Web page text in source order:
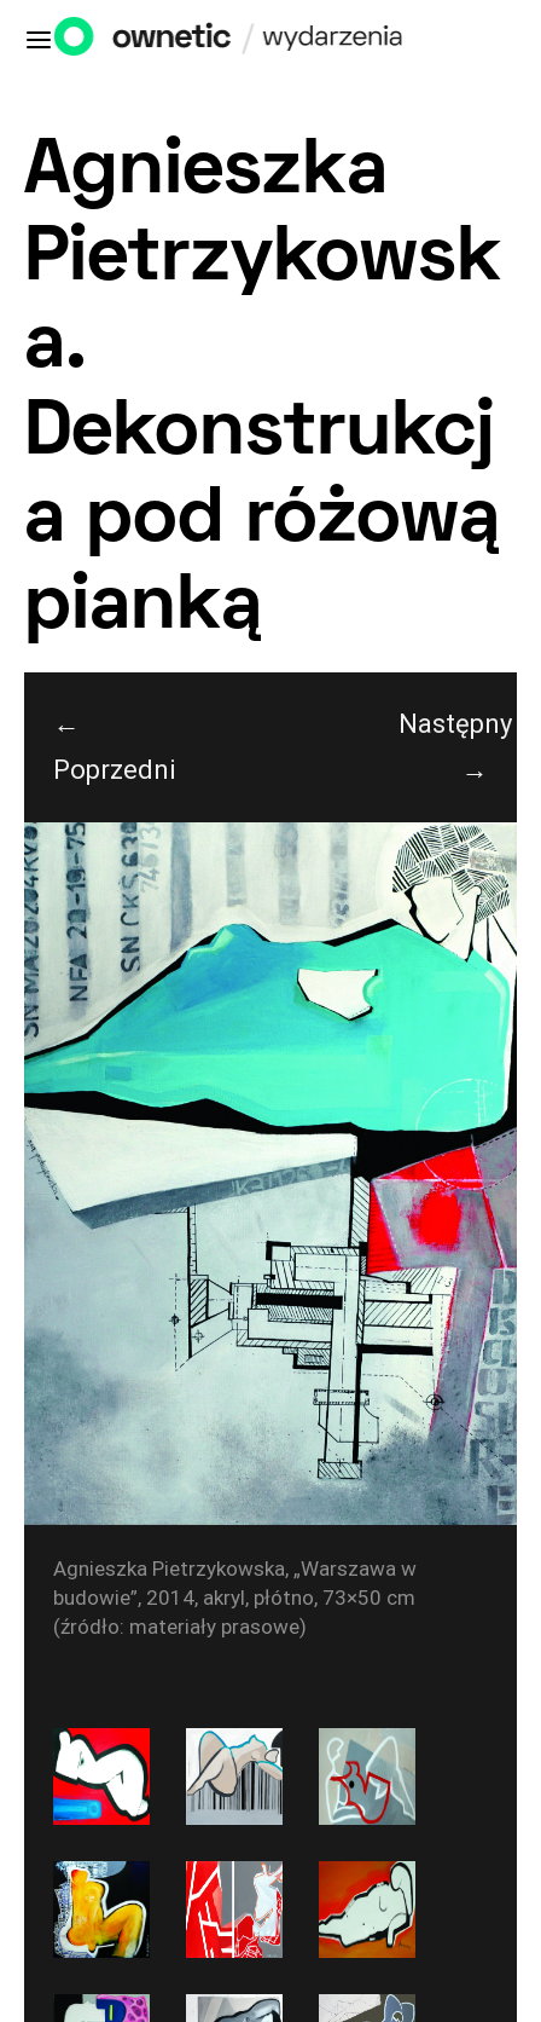
Agnieszka
Pietrzykowsk
a.
Dekonstrukcj
a pod różową
pianką
←
Poprzedni
Następny
→
Agnieszka Pietrzykowska, „Warszawa w
budowie”, 2014, akryl, płótno, 73×50 cm
(źródło: materiały prasowe)